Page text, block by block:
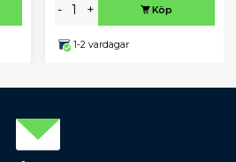
- + Köp
1-2 vardagar